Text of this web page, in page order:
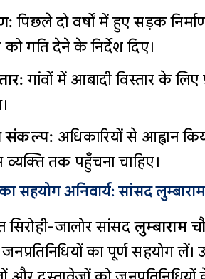
पिछले दो वर्षों में हुए सड़क
गति देने के निर्देश दिए।
गांवों में आबादी विस्तार के लिए
संकल्प: अधिकारियों से आह्वान
तक पहुँचना चाहिए।
सहयोग अनिवार्य: सांसद
जालोर सांसदलुम्बाराम
का पूर्ण सहयोग लें।